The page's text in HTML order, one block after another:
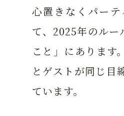
心置きなくパー
て、2025年のルー
こと」にあります
とゲストが同じ目
ています。